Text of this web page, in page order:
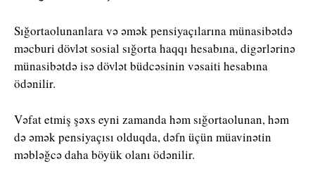
Sığortaolunanlara və əmək pensiyaçılarına münasibətdə
məcburi dövlət sosial sığorta haqqı hesabına, digərlərinə
münasibətdə isə dövlət büdcəsinin vəsaiti hesabına
ödənilir.
Vəfat etmiş şəxs eyni zamanda həm sığortaolunan, həm
də əmək pensiyaçısı olduqda, dəfn üçün müavinətin
məbləğcə daha böyük olanı ödənilir.